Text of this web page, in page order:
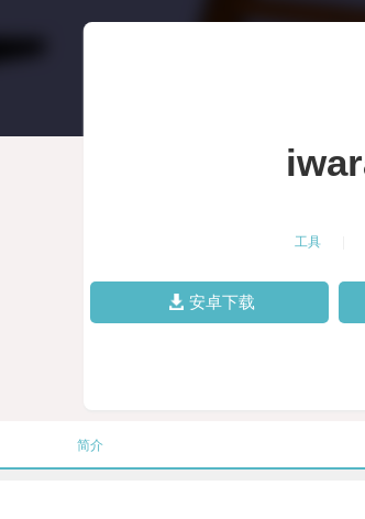
工具
安卓下载
简介